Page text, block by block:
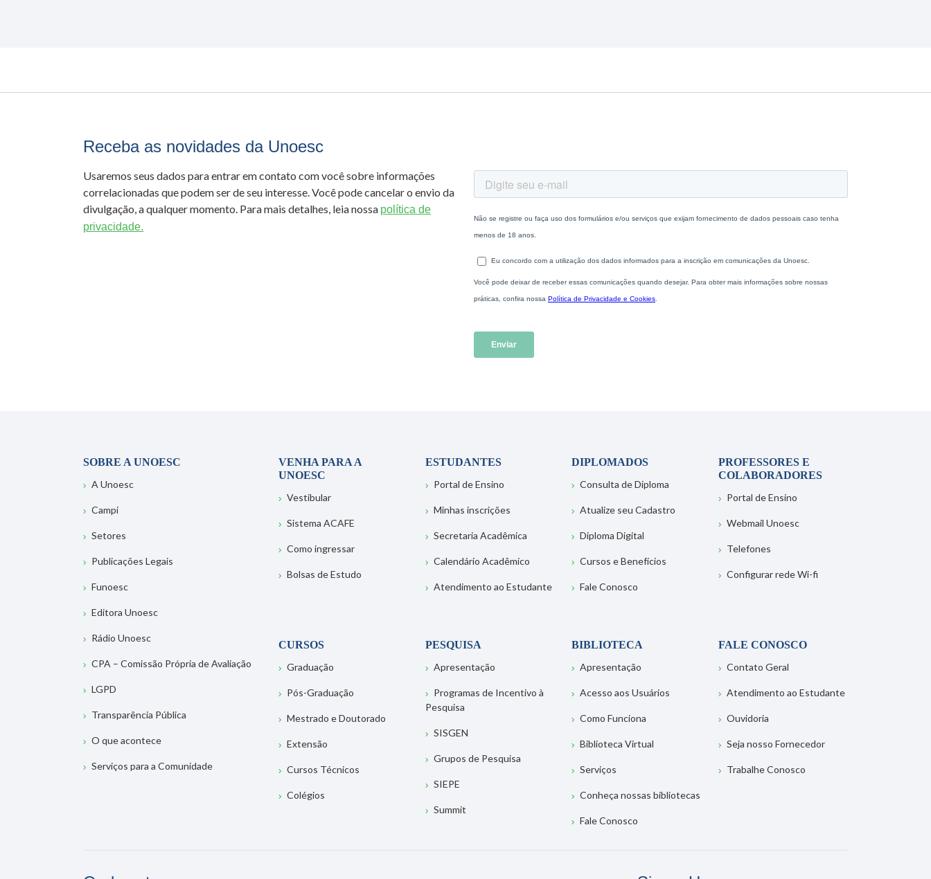
Receba as novidades da Unoesc
Usaremos seus dados para entrar em contato com você sobre informações
correlacionadas que podem ser de seu interesse. Você pode cancelar o envio da
divulgação, a qualquer momento. Para mais detalhes, leia nossa política de
privacidade.
SOBRE A UNOESC
A Unoesc
Campi
Setores
Publicações Legais
Funoesc
Editora Unoesc
Rádio Unoesc
CPA – Comissão Própria de Avaliação
LGPD
Transparência Pública
O que acontece
Serviços para a Comunidade
VENHA PARA A
UNOESC
Vestibular
Sistema ACAFE
Como ingressar
Bolsas de Estudo
ESTUDANTES
Portal de Ensino
Minhas inscrições
Secretaria Acadêmica
Calendário Acadêmico
Atendimento ao Estudante
DIPLOMADOS
Consulta de Diploma
Atualize seu Cadastro
Diploma Digital
Cursos e Benefícios
Fale Conosco
PROFESSORES E
COLABORADORES
Portal de Ensino
Webmail Unoesc
Telefones
Configurar rede Wi-fi
CURSOS
Graduação
Pós-Graduação
Mestrado e Doutorado
Extensão
Cursos Técnicos
Colégios
PESQUISA
Apresentação
Programas de Incentivo à
Pesquisa
SISGEN
Grupos de Pesquisa
SIEPE
Summit
BIBLIOTECA
Apresentação
Acesso aos Usuários
Como Funciona
Biblioteca Virtual
Serviços
Conheça nossas bibliotecas
Fale Conosco
FALE CONOSCO
Contato Geral
Atendimento ao Estudante
Ouvidoria
Seja nosso Fornecedor
Trabalhe Conosco